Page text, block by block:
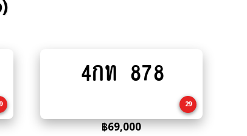
Add
to
4กท 878
29
฿69,000